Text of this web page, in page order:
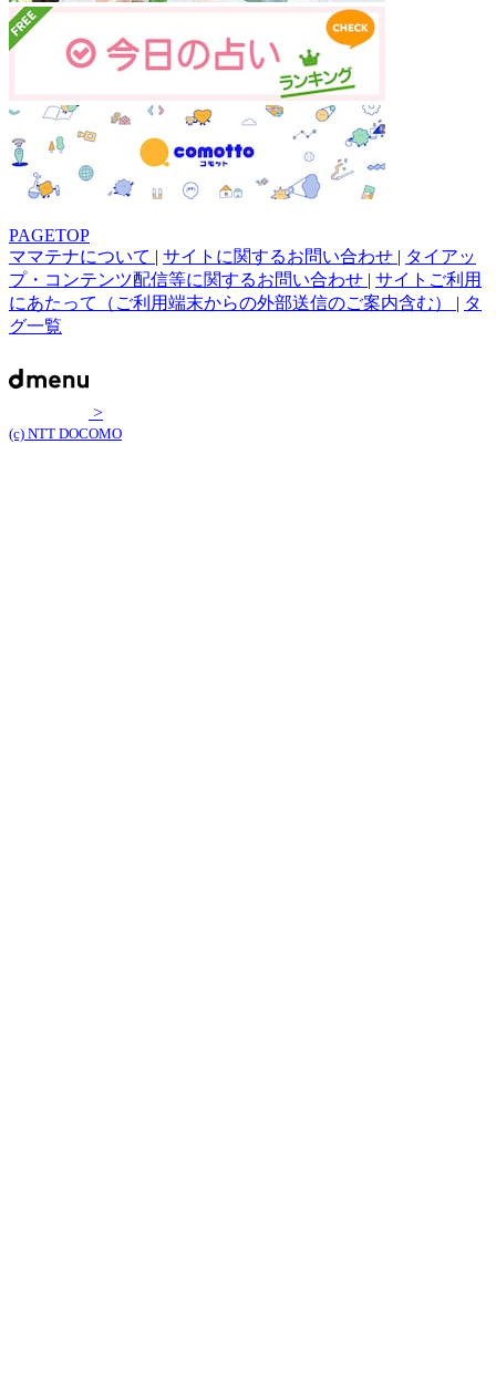
PAGETOP
ママテナについて | サイトに関するお問い合わせ | タイアッ
プ・コンテンツ配信等に関するお問い合わせ | サイトご利用
にあたって（ご利用端末からの外部送信のご案内含む） | タ
グ一覧
>
(c) NTT DOCOMO